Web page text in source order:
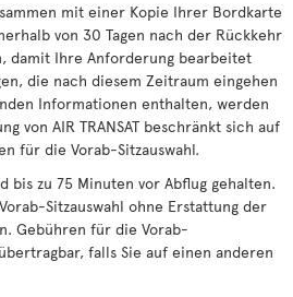
mit einer Kopie Ihrer Bordkarte
von 30 Tagen nach der Rückkehr
damit Ihre Anforderung bearbeitet
die nach diesem Zeitraum eingehen
Informationen enthalten, werden
von AIR TRANSAT beschränkt sich auf
für die Vorab-Sitzauswahl.
bis zu 75 Minuten vor Abflug gehalten.
Sitzauswahl ohne Erstattung der
Gebühren für die Vorab-
falls Sie auf einen anderen